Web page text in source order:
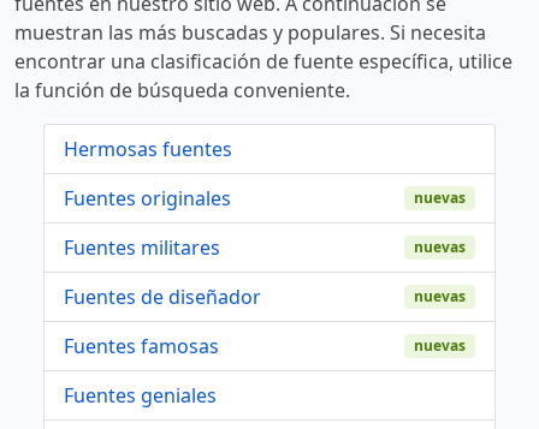
muestran las más buscadas y populares. Si necesita
encontrar una clasificación de fuente específica, utilice
la función de búsqueda conveniente.
Hermosas fuentes
Fuentes originales
nuevas
Fuentes militares nuevas
Fuentes de diseñador nuevas
Fuentes famosas nuevas
Fuentes geniales